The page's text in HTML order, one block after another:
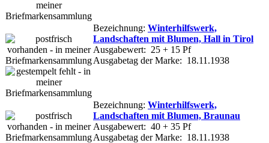
Bezeichnung: Winterhilfswerk,
Landschaften mit Blumen, Hall in Tirol
Ausgabewert: 25 + 15 Pf
Ausgabetag der Marke: 18.11.1938
Bezeichnung: Winterhilfswerk,
Landschaften mit Blumen, Braunau
Ausgabewert: 40 + 35 Pf
Ausgabetag der Marke: 18.11.1938